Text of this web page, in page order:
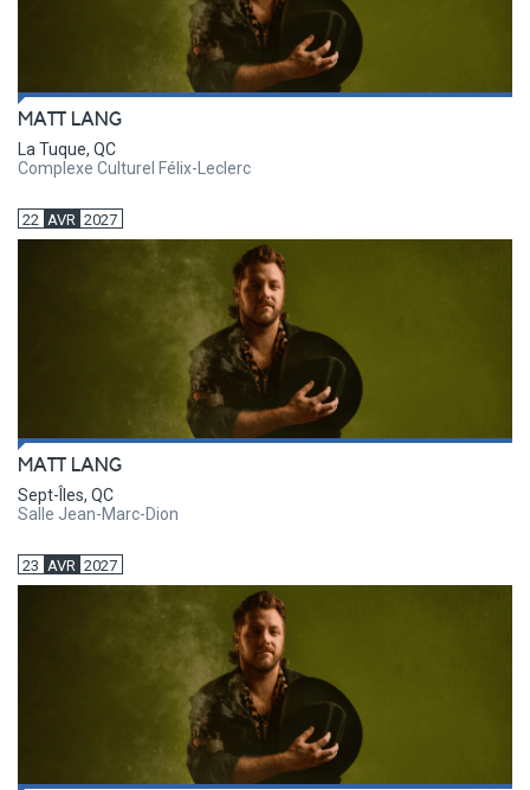
MATT LANG
La Tuque, QC
Complexe Culturel Félix-Leclerc
22 AVR 2027
MATT LANG
Sept-Îles, QC
Salle Jean-Marc-Dion
23 AVR 2027